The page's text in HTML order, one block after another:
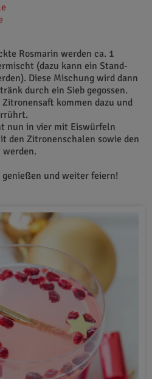
Rosmarin werden ca. 1
(dazu kann ein Stand-
Diese Mischung wird dann
durch ein Sieb gegossen.
kommen dazu und
nun in vier mit Eiswürfeln
den Zitronenschalen sowie den
werden.
und weiter feiern!